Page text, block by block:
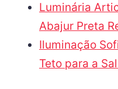
Luminária
Abajur Preta
Iluminação
Teto para a